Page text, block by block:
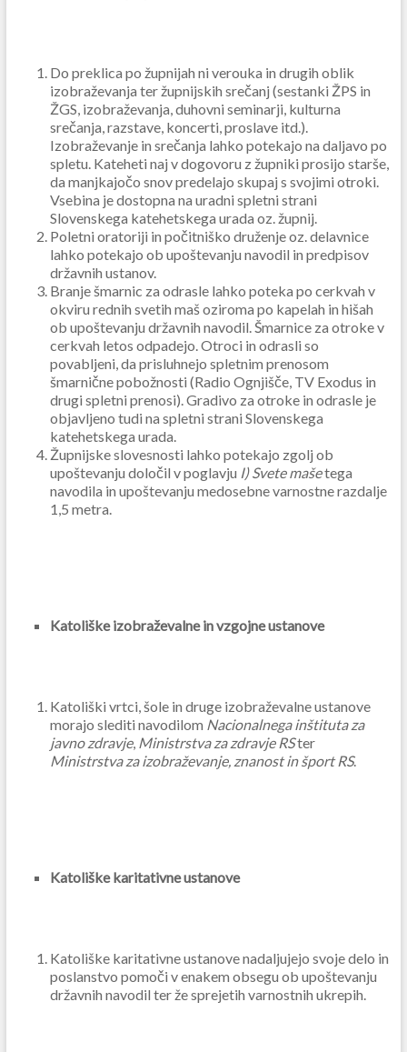
Do preklica po župnijah ni verouka in drugih oblik
izobraževanja ter župnijskih srečanj (sestanki ŽPS in
ŽGS, izobraževanja, duhovni seminarji, kulturna
srečanja, razstave, koncerti, proslave itd.).
Izobraževanje in srečanja lahko potekajo na daljavo po
spletu. Kateheti naj v dogovoru z župniki prosijo starše,
da manjkajočo snov predelajo skupaj s svojimi otroki.
Vsebina je dostopna na uradni spletni strani
Slovenskega katehetskega urada oz. župnij.
Poletni oratoriji in počitniško druženje oz. delavnice
lahko potekajo ob upoštevanju navodil in predpisov
državnih ustanov.
Branje šmarnic za odrasle lahko poteka po cerkvah v
okviru rednih svetih maš oziroma po kapelah in hišah
ob upoštevanju državnih navodil. Šmarnice za otroke v
cerkvah letos odpadejo. Otroci in odrasli so
povabljeni, da prisluhnejo spletnim prenosom
šmarnične pobožnosti (Radio Ognjišče, TV Exodus in
drugi spletni prenosi). Gradivo za otroke in odrasle je
objavljeno tudi na spletni strani Slovenskega
katehetskega urada.
Župnijske slovesnosti lahko potekajo zgolj ob
upoštevanju določil v poglavju I) Svete mašetega
navodila in upoštevanju medosebne varnostne razdalje
1,5 metra.
Katoliške izobraževalne in vzgojne ustanove
Katoliški vrtci, šole in druge izobraževalne ustanove
morajo slediti navodilom Nacionalnega inštituta za
javno zdravje, Ministrstva za zdravje RSter
Ministrstva za izobraževanje, znanost in šport RS.
Katoliške karitativne ustanove
Katoliške karitativne ustanove nadaljujejo svoje delo in
poslanstvo pomoči v enakem obsegu ob upoštevanju
državnih navodil ter že sprejetih varnostnih ukrepih.